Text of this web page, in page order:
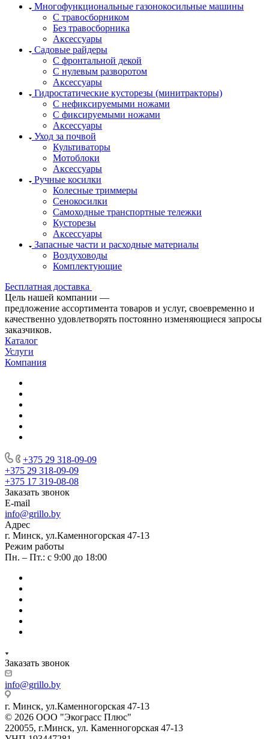
Многофункциональные газонокосильные машины
С травосборником
Без травосборника
Аксессуары
Садовые райдеры
С фронтальной декой
С нулевым разворотом
Аксессуары
Гидростатические кусторезы (минитракторы)
С нефиксируемыми ножами
С фиксируемыми ножами
Аксессуары
Уход за почвой
Культиваторы
Мотоблоки
Аксессуары
Ручные косилки
Колесные триммеры
Сенокосилки
Самоходные транспортные тележки
Кусторезы
Аксессуары
Запасные части и расходные материалы
Воздуховоды
Комплектующие
Бесплатная доставка
Цель нашей компании —
предложение ассортимента товаров и услуг, своевременно и
качественно удовлетворять постоянно изменяющиеся запросы
заказчиков.
Каталог
Услуги
Компания
+375 29 318-09-09
+375 29 318-09-09
+375 17 319-08-08
Заказать звонок
E-mail
info@grillo.by
Адрес
г. Минск, ул.Каменногорская 47-13
Режим работы
Пн. – Пт.: с 9:00 до 18:00
Заказать звонок
info@grillo.by
г. Минск, ул.Каменногорская 47-13
© 2026 ООО "Экограсс Плюс"
220055, г.Минск, ул. Каменногорская 47-13